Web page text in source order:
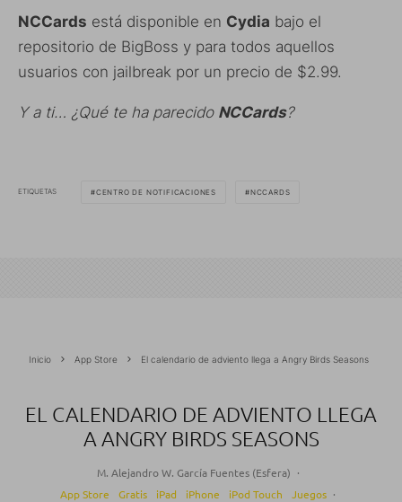
NCCards está disponible en Cydia bajo el
repositorio de BigBoss y para todos aquellos
usuarios con jailbreak por un precio de $2.99.
Y a ti… ¿Qué te ha parecido NCCards?
ETIQUETAS CENTRO DE NOTIFICACIONES NCCARDS
Inicio App Store El calendario de adviento llega a Angry Birds Seasons
EL CALENDARIO DE ADVIENTO LLEGA
A ANGRY BIRDS SEASONS
M. Alejandro W. García Fuentes (Esfera) ·
App Store
Gratis iPad iPhone iPod Touch Juegos ·